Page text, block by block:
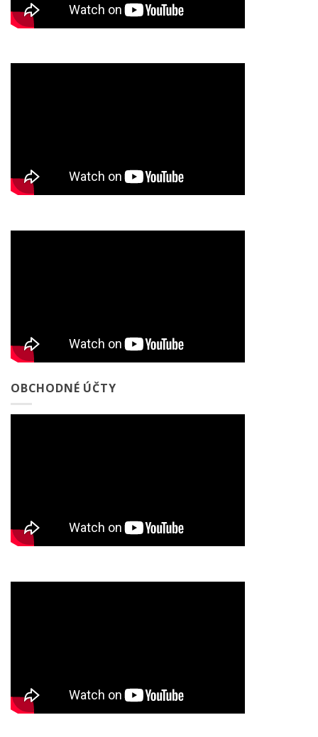
OBCHODNÉ ÚČTY